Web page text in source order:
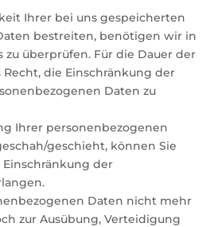
Ihrer bei uns gespeicherten
bestreiten, benötigen wir in
zu überprüfen. Für die Dauer der
die Einschränkung der
Daten zu
Ihrer personenbezogenen
geschieht, können Sie
der
Daten nicht mehr
zur Ausübung, Verteidigung